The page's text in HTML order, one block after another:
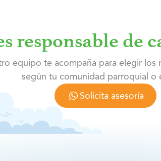
responsable de
equipo te acompaña para elegir los
según tu comunidad parroquial o
Solicita asesoría